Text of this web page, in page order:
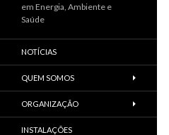
em Energia, Ambiente e
Saúde
NOTÍCIAS
QUEM SOMOS
ORGANIZAÇÃO
INSTALAÇÕES